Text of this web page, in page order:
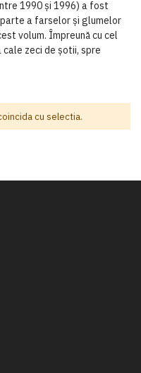
1990 și 1996) a fost
a farselor și glumelor
volum. Împreună cu cel
cale zeci de șotii, spre
cu selectia.